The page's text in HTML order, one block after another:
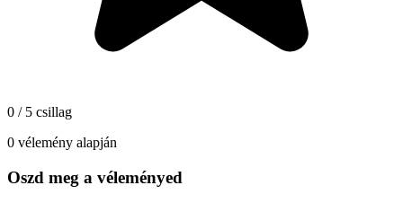
0 / 5 csillag
0 vélemény alapján
Oszd meg a véleményed